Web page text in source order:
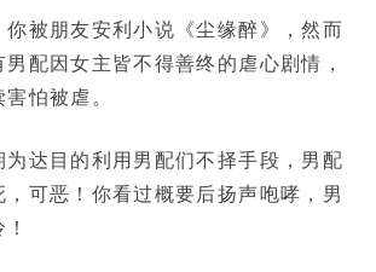
你被朋友安利小说《尘缘醉》，然而
男配因女主皆不得善终的虐心剧情，
怕被虐。
为达目的利用男配们不择手段，男配
，可恶！你看过概要后扬声咆哮，男